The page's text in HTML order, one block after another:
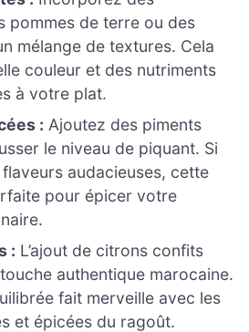
pommes de terre ou des
mélange de textures. Cela
couleur et des nutriments
à votre plat.
: Ajoutez des piments
le niveau de piquant. Si
audacieuses, cette
pour épicer votre
: L’ajout de citrons confits
authentique marocaine.
fait merveille avec les
et épicées du ragoût.